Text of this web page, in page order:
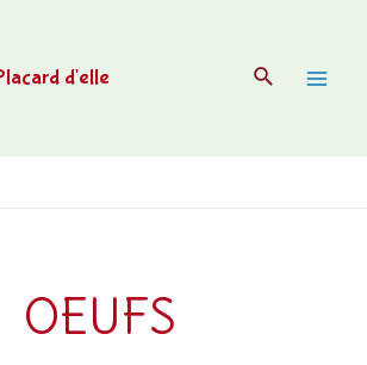
d'elle
OEUFS